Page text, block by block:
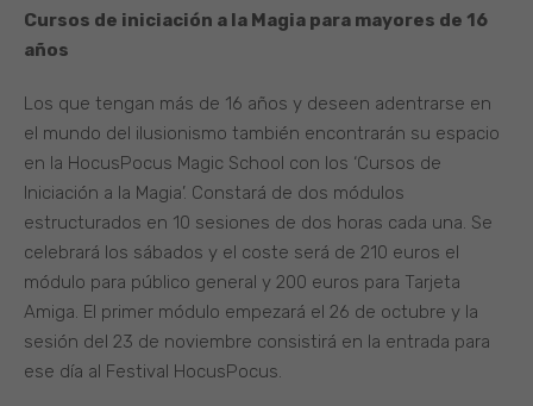
Cursos de iniciación a la Magia para mayores de 16
años
Los que tengan más de 16 años y deseen adentrarse en
el mundo del ilusionismo también encontrarán su espacio
en la HocusPocus Magic School con los ‘Cursos de
Iniciación a la Magia’. Constará de dos módulos
estructurados en 10 sesiones de dos horas cada una. Se
celebrará los sábados y el coste será de 210 euros el
módulo para público general y 200 euros para Tarjeta
Amiga. El primer módulo empezará el 26 de octubre y la
sesión del 23 de noviembre consistirá en la entrada para
ese día al Festival HocusPocus.